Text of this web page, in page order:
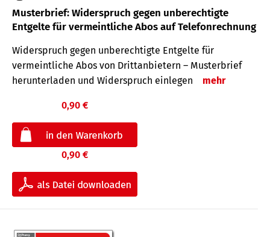
Musterbrief: Widerspruch gegen unberechtigte
Entgelte für vermeintliche Abos auf Telefonrechnung
Widerspruch gegen unberechtigte Entgelte für
vermeintliche Abos von Drittanbietern – Musterbrief
herunterladen und Widerspruch einlegen
mehr
0,90 €
0,90 €